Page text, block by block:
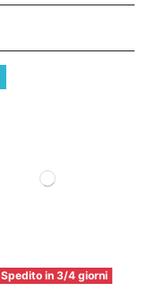
Spedito in 3/4 giorni